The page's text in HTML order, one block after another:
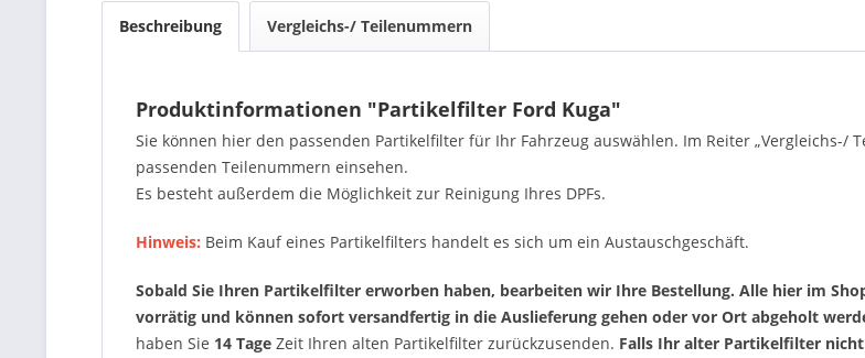
Beschreibung Vergleichs-/ Teilenummern
Produktinformationen "Partikelfilter Ford Kuga"
Sie können hier den passenden Partikelfilter für Ihr Fahrzeug auswählen. Im Reiter „Vergleichs-/
passenden Teilenummern einsehen.
Es besteht außerdem die Möglichkeit zur Reinigung Ihres DPFs.
Hinweis: Beim Kauf eines Partikelfilters handelt es sich um ein Austauschgeschäft.
Sobald Sie Ihren Partikelfilter erworben haben, bearbeiten wir Ihre Bestellung. Alle hier im
vorrätig und können sofort versandfertig in die Auslieferung gehen oder vor Ort abgeholt
haben Sie 14 Tage Zeit Ihren alten Partikelfilter zurückzusenden. Falls Ihr alter Partikelfilter